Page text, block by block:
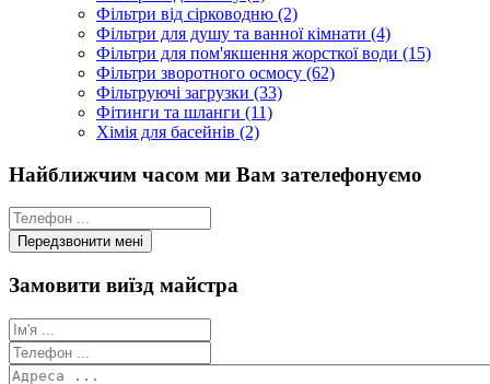
Фільтри від сірководню (2)
Фільтри для душу та ванної кімнати (4)
Фільтри для пом'якшення жорсткої води (15)
Фільтри зворотного осмосу (62)
Фільтруючі загрузки (33)
Фітинги та шланги (11)
Хімія для басейнів (2)
Найближчим часом ми Вам зателефонуємо
Замовити виїзд майстра